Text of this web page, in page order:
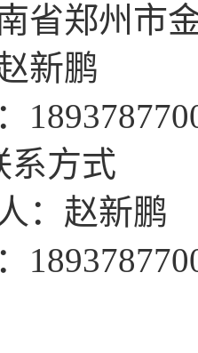
省郑州市
新鹏
系方式
：赵新鹏